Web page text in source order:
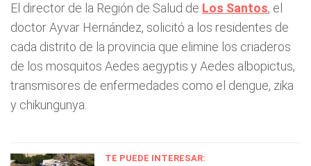
El director de la Región de Salud de Los Santos, el
doctor Ayvar Hernández, solicitó a los residentes de
cada distrito de la provincia que elimine los criaderos
de los mosquitos Aedes aegyptis y Aedes albopictus,
transmisores de enfermedades como el dengue, zika
y chikungunya.
TE PUEDE INTERESAR: